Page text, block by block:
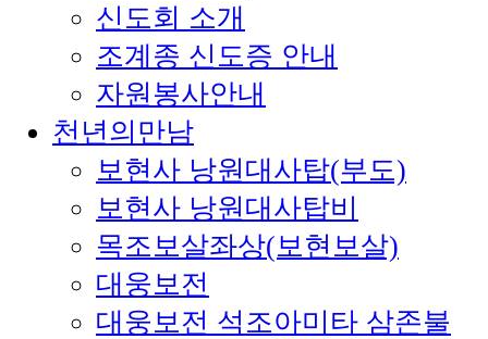
신도회 소개
조계종 신도증 안내
자원봉사안내
천년의만남
보현사 낭원대사탑(부도)
보현사 낭원대사탑비
목조보살좌상(보현보살)
대웅보전
대웅보전 석조아미타 삼존불